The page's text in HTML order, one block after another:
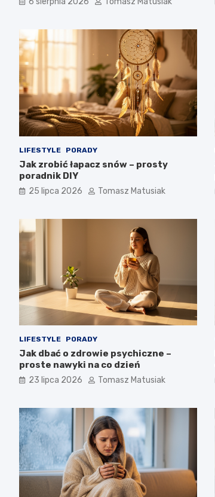
LIFESTYLE PORADY
Jak zrobić łapacz snów – prosty
poradnik DIY
25 lipca 2026 Tomasz Matusiak
LIFESTYLE PORADY
Jak dbać o zdrowie psychiczne –
proste nawyki na co dzień
23 lipca 2026 Tomasz Matusiak